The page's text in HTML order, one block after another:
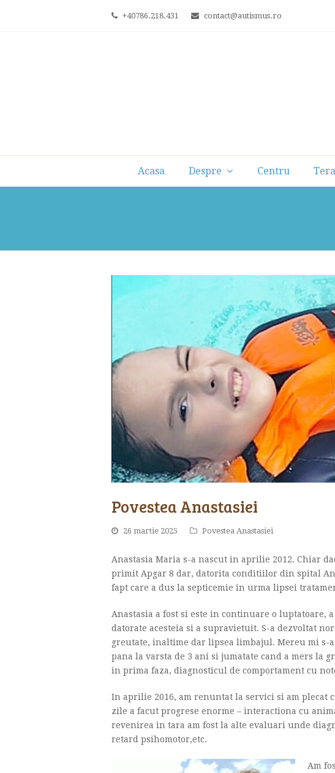
+40786.218.431 contact@autismus.ro
Acasa Despre Centru
Povestea Anastasiei
26 martie 2025 Povestea Anastasiei
Anastasia Maria s-a nascut in aprilie 2012. Chiar
primit Apgar 8 dar, datorita conditiilor din spital
fapt care a dus la septicemie in urma lipsei
Anastasia a fost si este in continuare o luptatoare,
datorate acesteia si a supravietuit. S-a dezvoltat
greutate, inaltime dar lipsea limbajul. Mereu mi s-a
pana la varsta de 3 ani si jumatate cand a mers la
in prima faza, diagnosticul de comportament cu
In aprilie 2016, am renuntat la servici si am
zile a facut progrese enorme – interactiona cu
revenirea in tara am fost la alte evaluari unde
retard psihomotor,etc.
Am